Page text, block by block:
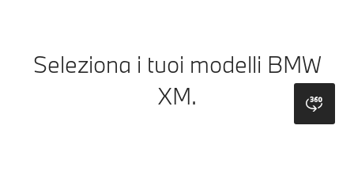
Seleziona i tuoi modelli BMW
XM.